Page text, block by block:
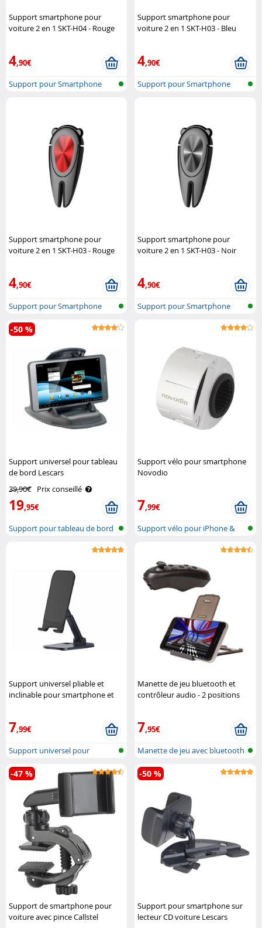
Support smartphone pour
voiture 2 en 1 SKT-H04 - Rouge
4,90€
Support pour Smartphone
Support smartphone pour
voiture 2 en 1 SKT-H03 - Bleu
4,90€
Support pour Smartphone
Support smartphone pour
voiture 2 en 1 SKT-H03 - Rouge
4,90€
Support pour Smartphone
Support smartphone pour
voiture 2 en 1 SKT-H03 - Noir
4,90€
Support pour Smartphone
Support universel pour tableau
de bord Lescars
39,90€ Prix conseillé
19,95€
-50 %
Support pour tableau de bord
Support vélo pour smartphone
Novodio
7,99€
Support vélo pour iPhone &
Support universel pliable et
inclinable pour smartphone et
7,99€
Support universel pour
Smartphone e..
Manette de jeu bluetooth et
contrôleur audio - 2 positions
7,95€
Manette de jeu avec bluetooth
Support de smartphone pour
voiture avec pince Callstel
-47 %
Support pour smartphone sur
lecteur CD voiture Lescars
-50 %